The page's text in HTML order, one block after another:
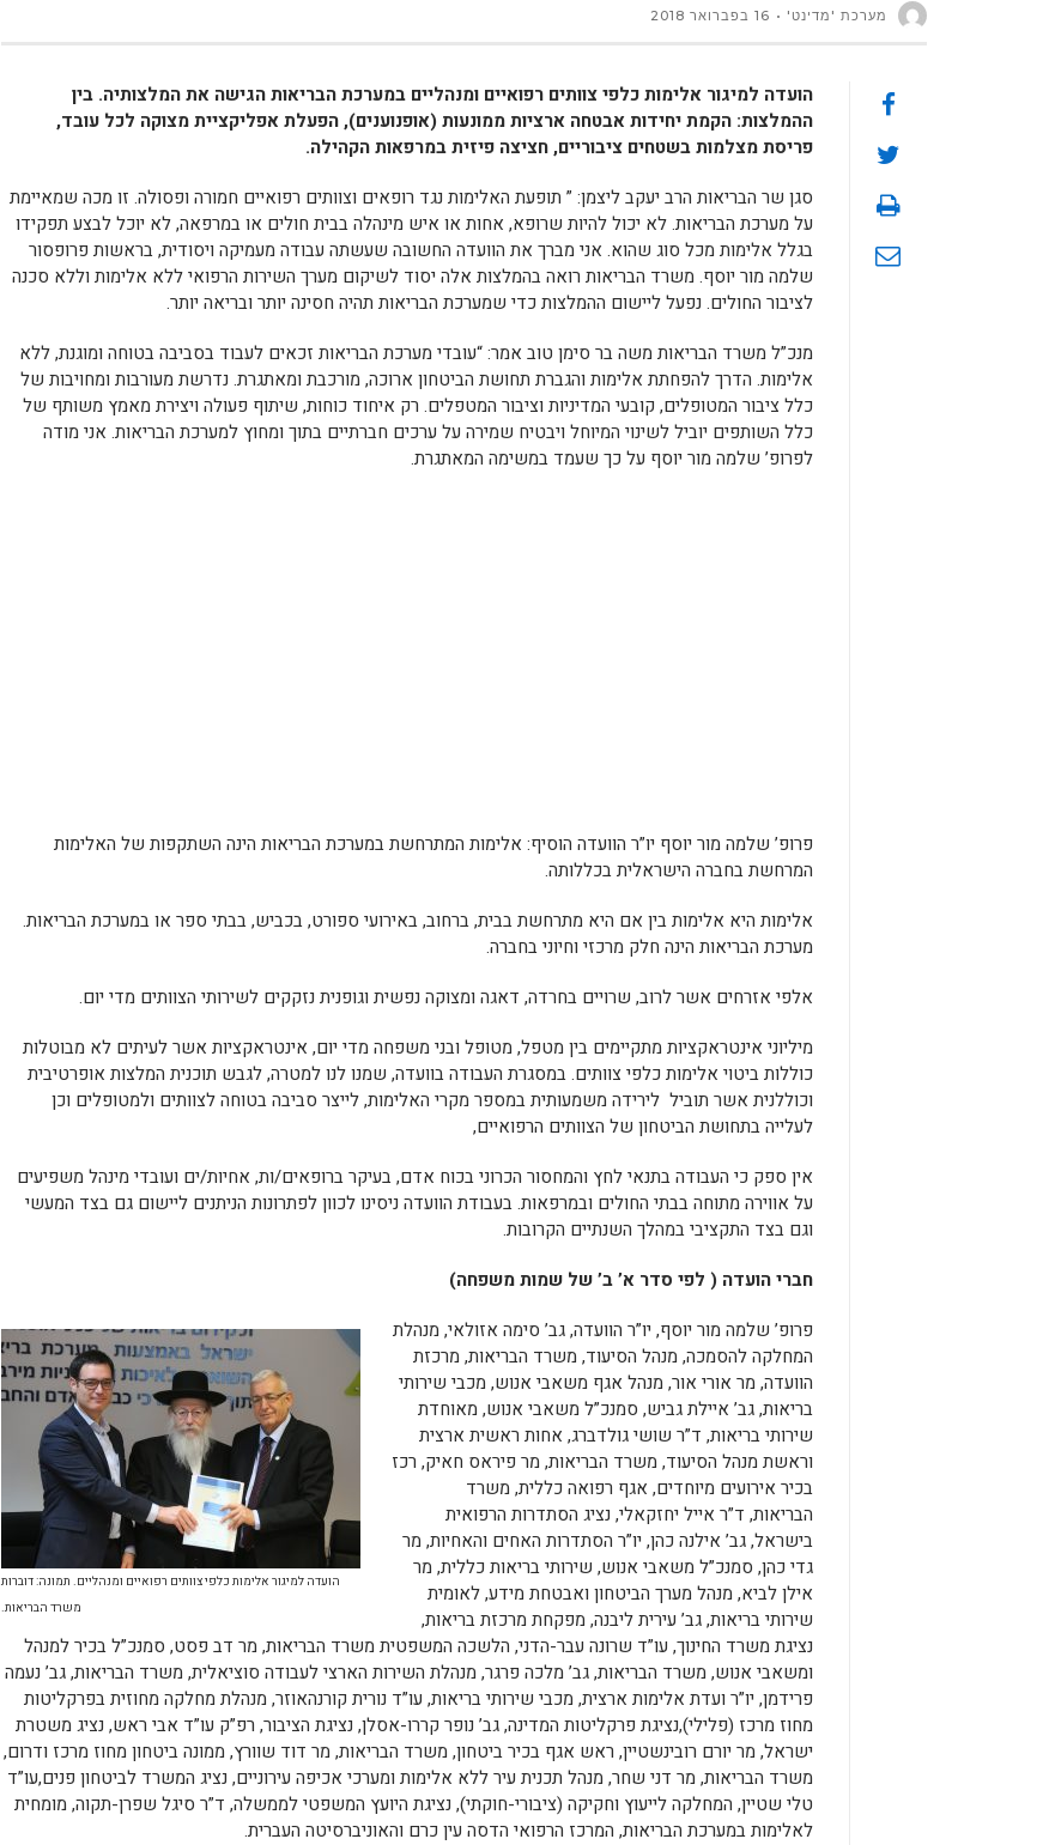
מערכת 'מדינט' 16 בפברואר 2018
הועדה למיגור אלימות כלפי צוותים רפואיים ומנהליים במערכת הבריאות הגישה את המלצותיה. בין
ההמלצות: הקמת יחידות אבטחה ארציות ממונעות (אופנוענים), הפעלת אפליקציית מצוקה לכל עובד,
פריסת מצלמות בשטחים ציבוריים, חציצה פיזית במרפאות הקהילה.
סגן שר הבריאות הרב יעקב ליצמן: ” תופעת האלימות נגד רופאים וצוותים רפואיים חמורה ופסולה. זו מכה שמאיימת
על מערכת הבריאות. לא יכול להיות שרופא, אחות או איש מינהלה בבית חולים או במרפאה, לא יוכל לבצע תפקידו
בגלל אלימות מכל סוג שהוא. אני מברך את הוועדה החשובה שעשתה עבודה מעמיקה ויסודית, בראשות פרופסור
שלמה מור יוסף. משרד הבריאות רואה בהמלצות אלה יסוד לשיקום מערך השירות הרפואי ללא אלימות וללא סכנה
לציבור החולים. נפעל ליישום ההמלצות כדי שמערכת הבריאות תהיה חסינה יותר ובריאה יותר.
מנכ”ל משרד הבריאות משה בר סימן טוב אמר: “עובדי מערכת הבריאות זכאים לעבוד בסביבה בטוחה ומוגנת, ללא
אלימות. הדרך להפחתת אלימות והגברת תחושת הביטחון ארוכה, מורכבת ומאתגרת. נדרשת מעורבות ומחויבות של
כלל ציבור המטופלים, קובעי המדיניות וציבור המטפלים. רק איחוד כוחות, שיתוף פעולה ויצירת מאמץ משותף של
כלל השותפים יוביל לשינוי המיוחל ויבטיח שמירה על ערכים חברתיים בתוך ומחוץ למערכת הבריאות. אני מודה
לפרופ’ שלמה מור יוסף על כך שעמד במשימה המאתגרת.
פרופ’ שלמה מור יוסף יו”ר הוועדה הוסיף: אלימות המתרחשת במערכת הבריאות הינה השתקפות של האלימות
המרחשת בחברה הישראלית בכללותה.
אלימות היא אלימות בין אם היא מתרחשת בבית, ברחוב, באירועי ספורט, בכביש, בבתי ספר או במערכת הבריאות.
מערכת הבריאות הינה חלק מרכזי וחיוני בחברה.
אלפי אזרחים אשר לרוב, שרויים בחרדה, דאגה ומצוקה נפשית וגופנית נזקקים לשירותי הצוותים מדי יום.
מיליוני אינטראקציות מתקיימים בין מטפל, מטופל ובני משפחה מדי יום, אינטראקציות אשר לעיתים לא מבוטלות
כוללות ביטוי אלימות כלפי צוותים. במסגרת העבודה בוועדה, שמנו לנו למטרה, לגבש תוכנית המלצות אופרטיבית
וכוללנית אשר תוביל לירידה משמעותית במספר מקרי האלימות, לייצר סביבה בטוחה לצוותים ולמטופלים וכן
לעלייה בתחושת הביטחון של הצוותים הרפואיים,
אין ספק כי העבודה בתנאי לחץ והמחסור הכרוני בכוח אדם, בעיקר ברופאים/ות, אחיות/ים ועובדי מינהל משפיעים
על אווירה מתוחה בבתי החולים ובמרפאות. בעבודת הוועדה ניסינו לכוון לפתרונות הניתנים ליישום גם בצד המעשי
וגם בצד התקציבי במהלך השנתיים הקרובות.
חברי הועדה ( לפי סדר א’ ב’ של שמות משפחה)
הועדה למיגור אלימות כלפי צוותים רפואיים ומנהליים. תמונה: דוברות
משרד הבריאות.
פרופ’ שלמה מור יוסף, יו”ר הוועדה, גב’ סימה אזולאי, מנהלת
המחלקה להסמכה, מנהל הסיעוד, משרד הבריאות, מרכזת
הוועדה, מר אורי אור, מנהל אגף משאבי אנוש, מכבי שירותי
בריאות, גב’ איילת גביש, סמנכ”ל משאבי אנוש, מאוחדת
שירותי בריאות, ד”ר שושי גולדברג, אחות ראשית ארצית
וראשת מנהל הסיעוד, משרד הבריאות, מר פיראס חאיק, רכז
בכיר אירועים מיוחדים, אגף רפואה כללית, משרד
הבריאות, ד”ר אייל יחזקאלי, נציג הסתדרות הרפואית
בישראל, גב’ אילנה כהן, יו”ר הסתדרות האחים והאחיות, מר
גדי כהן, סמנכ”ל משאבי אנוש, שירותי בריאות כללית, מר
אילן לביא, מנהל מערך הביטחון ואבטחת מידע, לאומית
שירותי בריאות, גב’ עירית ליבנה, מפקחת מרכזת בריאות,
נציגת משרד החינוך, עו”ד שרונה עבר-הדני, הלשכה המשפטית משרד הבריאות, מר דב פסט, סמנכ”ל בכיר למנהל
ומשאבי אנוש, משרד הבריאות, גב’ מלכה פרגר, מנהלת השירות הארצי לעבודה סוציאלית, משרד הבריאות, גב’ נעמה
פרידמן, יו”ר ועדת אלימות ארצית, מכבי שירותי בריאות, עו”ד נורית קורנהאוזר, מנהלת מחלקה מחוזית בפרקליטות
מחוז מרכז (פלילי),נציגת פרקליטות המדינה, גב’ נופר קררו-אסלן, נציגת הציבור, רפ”ק עו”ד אבי ראש, נציג משטרת
ישראל, מר יורם רובינשטיין, ראש אגף בכיר ביטחון, משרד הבריאות, מר דוד שוורץ, ממונה ביטחון מחוז מרכז ודרום,
משרד הבריאות, מר דני שחר, מנהל תכנית עיר ללא אלימות ומערכי אכיפה עירוניים, נציג המשרד לביטחון פנים,עו”ד
טלי שטיין, המחלקה לייעוץ וחקיקה (ציבורי-חוקתי), נציגת היועץ המשפטי לממשלה, ד”ר סיגל שפרן-תקוה, מומחית
לאלימות במערכת הבריאות, המרכז הרפואי הדסה עין כרם והאוניברסיטה העברית.